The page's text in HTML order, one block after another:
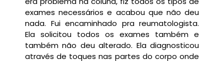
exames necessários e acabou que não deu
nada. Fui encaminhado pra reumatologista.
Ela solicitou todos os exames também e
também não deu alterado. Ela diagnosticou
através de toques nas partes do corpo onde